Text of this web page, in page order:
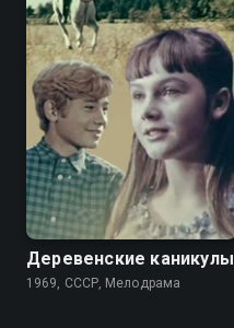
Деревенские каникулы
1969, СССР, Мелодрама